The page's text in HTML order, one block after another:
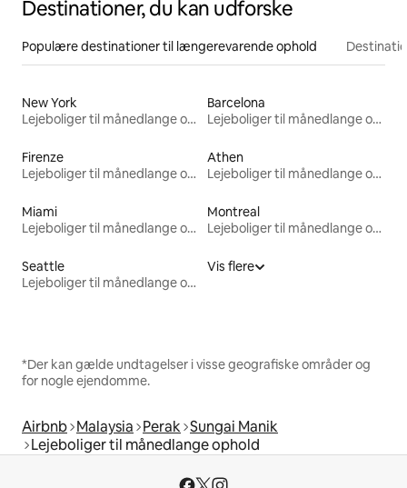
Destinationer, du kan udforske
Populære destinationer til længerevarende ophold
New York
Lejeboliger til månedlange ophold
Barcelona
Lejeboliger til månedlange ophold
Firenze
Lejeboliger til månedlange ophold
Athen
Lejeboliger til månedlange ophold
Miami
Lejeboliger til månedlange ophold
Montreal
Lejeboliger til månedlange ophold
Seattle
Lejeboliger til månedlange ophold
Vis flere
*Der kan gælde undtagelser i visse geografiske områder og
for nogle ejendomme.
Airbnb Malaysia Perak Sungai Manik
Lejeboliger til månedlange ophold